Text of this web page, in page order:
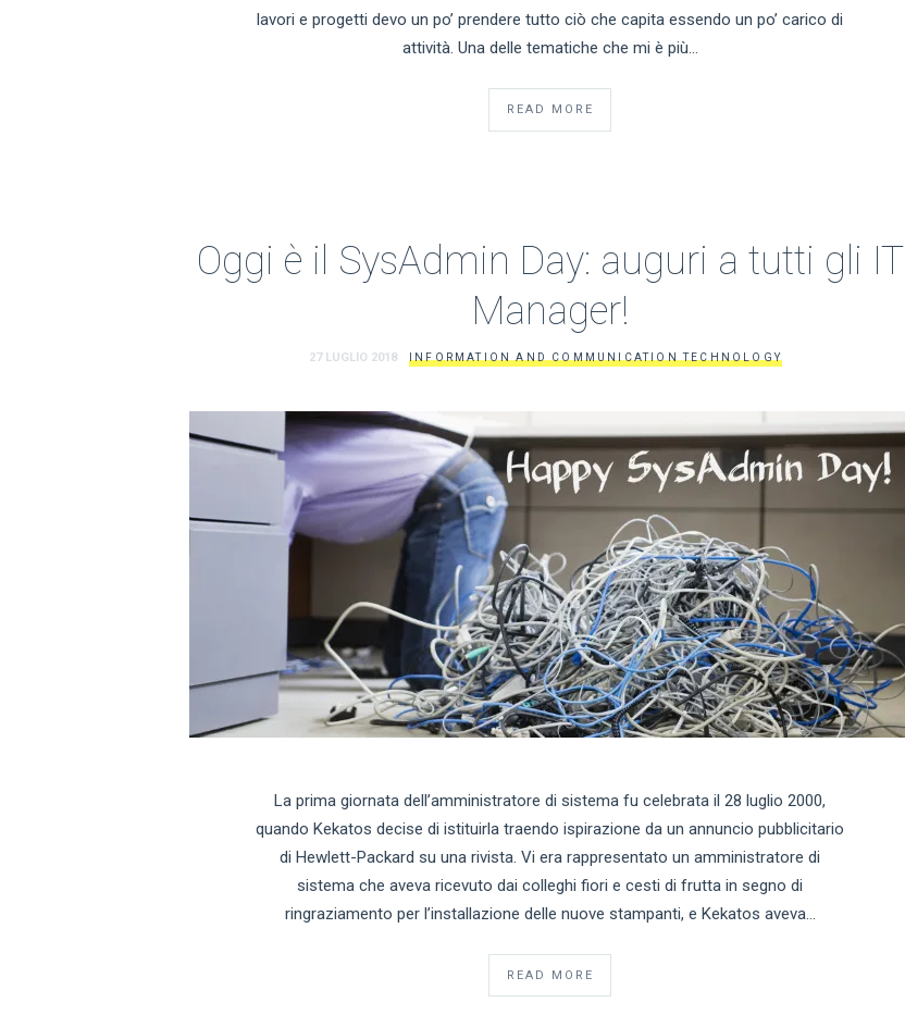
lavori e progetti devo un po’ prendere tutto ciò che capita essendo un po’ carico di
attività. Una delle tematiche che mi è più…
READ MORE
Oggi è il SysAdmin Day: auguri a tutti gli IT
Manager!
27 LUGLIO 2018 INFORMATION AND COMMUNICATION TECHNOLOGY
La prima giornata dell’amministratore di sistema fu celebrata il 28 luglio 2000,
quando Kekatos decise di istituirla traendo ispirazione da un annuncio pubblicitario
di Hewlett-Packard su una rivista. Vi era rappresentato un amministratore di
sistema che aveva ricevuto dai colleghi fiori e cesti di frutta in segno di
ringraziamento per l’installazione delle nuove stampanti, e Kekatos aveva…
READ MORE